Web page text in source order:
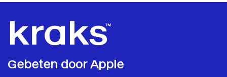
Gebeten door Apple